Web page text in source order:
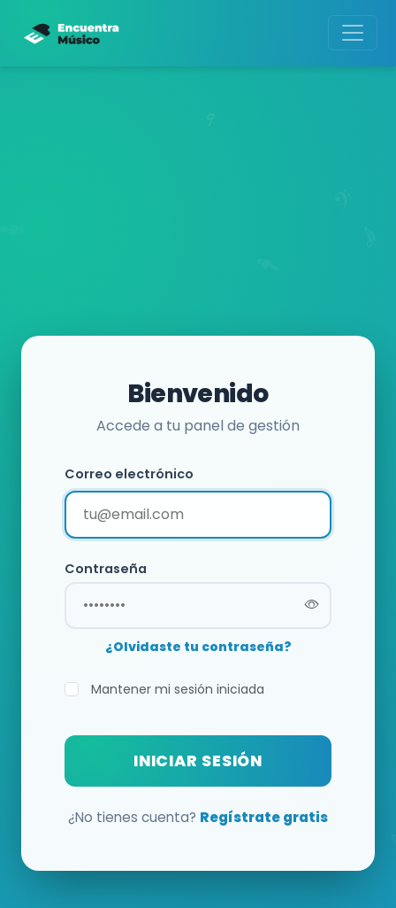
Bienvenido
Accede a tu panel de gestión
Correo electrónico
Contraseña
¿Olvidaste tu contraseña?
Mantener mi sesión iniciada
INICIAR SESIÓN
¿No tienes cuenta? Regístrate gratis